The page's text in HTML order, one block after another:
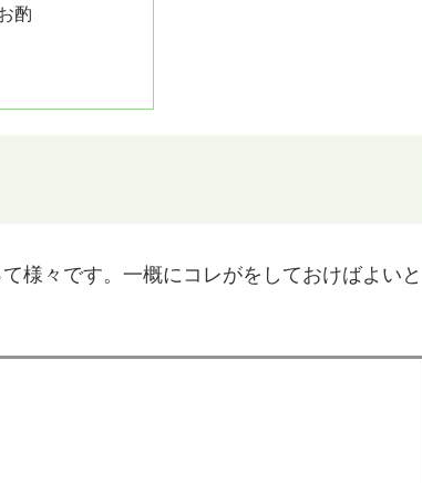
酌
様々です。一概にコレがをしておけばよいと